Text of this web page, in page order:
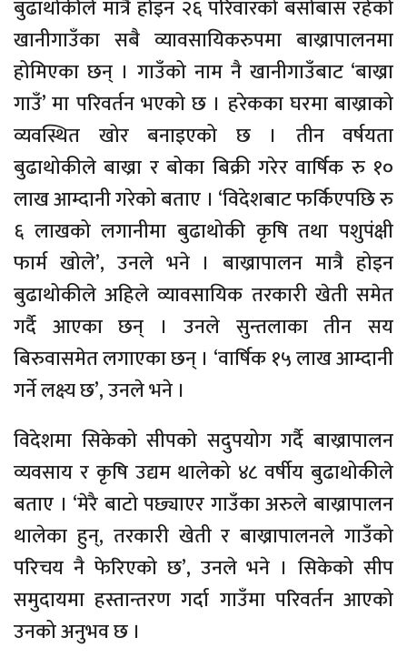
बुढाथोकीले मात्रै होइन २६ परिवारको बसोबास रहेको
खानीगाउँका सबै व्यावसायिकरुपमा बाख्रापालनमा
होमिएका छन् । गाउँको नाम नै खानीगाउँबाट ‘बाख्रा
गाउँ’ मा परिवर्तन भएको छ । हरेकका घरमा बाख्राको
व्यवस्थित खोर बनाइएको छ । तीन वर्षयता
बुढाथोकीले बाख्रा र बोका बिक्री गरेर वार्षिक रु १०
लाख आम्दानी गरेको बताए । ‘विदेशबाट फर्किएपछि रु
६ लाखको लगानीमा बुढाथोकी कृषि तथा पशुपंक्षी
फार्म खोले’, उनले भने । बाख्रापालन मात्रै होइन
बुढाथोकीले अहिले व्यावसायिक तरकारी खेती समेत
गर्दै आएका छन् । उनले सुन्तलाका तीन सय
बिरुवासमेत लगाएका छन् । ‘वार्षिक १५ लाख आम्दानी
गर्ने लक्ष्य छ’, उनले भने ।
विदेशमा सिकेको सीपको सदुपयोग गर्दै बाख्रापालन
व्यवसाय र कृषि उद्यम थालेको ४८ वर्षीय बुढाथोकीले
बताए । ‘मेरै बाटो पछ्याएर गाउँका अरुले बाख्रापालन
थालेका हुन्, तरकारी खेती र बाख्रापालनले गाउँको
परिचय नै फेरिएको छ’, उनले भने । सिकेको सीप
समुदायमा हस्तान्तरण गर्दा गाउँमा परिवर्तन आएको
उनको अनुभव छ ।